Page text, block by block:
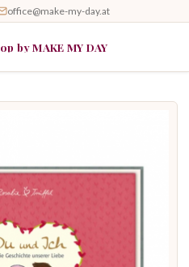
office@make-my-day.at
by MAKE MY DAY